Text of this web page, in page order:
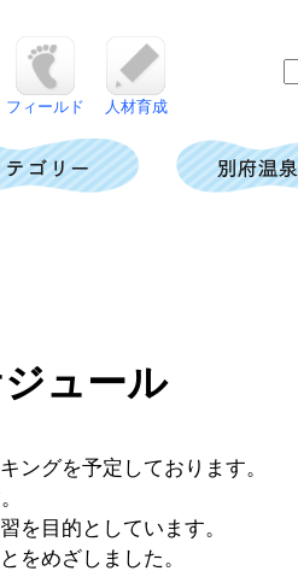
フィールド 人材育成
ュール
ングを予定しております。
を目的としています。
をめざしました。